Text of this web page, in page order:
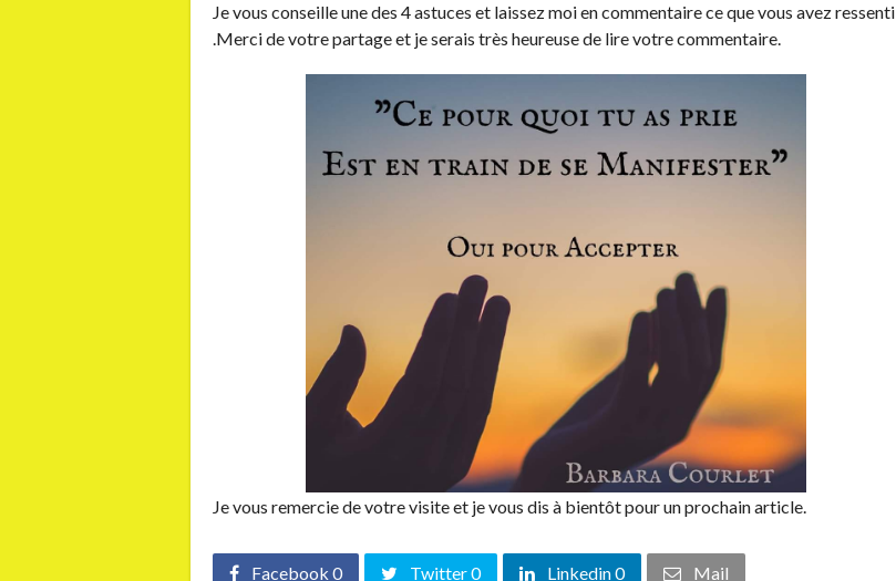
Je vous conseille une des 4 astuces et laissez moi en commentaire ce que vous avez ressenti
.Merci de votre partage et je serais très heureuse de lire votre commentaire.
Je vous remercie de votre visite et je vous dis à bientôt pour un prochain article.
Facebook 0 Twitter 0 Linkedin 0 Mail